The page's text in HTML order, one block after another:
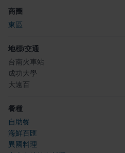
商圈
東區
地標/交通
台南火車站
成功大學
大遠百
餐種
自助餐
海鮮百匯
異國料理